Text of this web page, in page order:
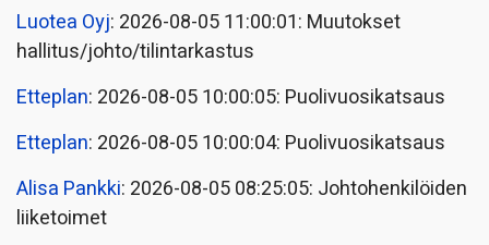
Luotea Oyj: 2026-08-05 11:00:01: Muutokset
hallitus/johto/tilintarkastus
Etteplan: 2026-08-05 10:00:05: Puolivuosikatsaus
Etteplan: 2026-08-05 10:00:04: Puolivuosikatsaus
Alisa Pankki: 2026-08-05 08:25:05: Johtohenkilöiden
liiketoimet